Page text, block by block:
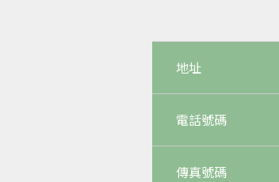
地址
電話號碼
傳真號碼